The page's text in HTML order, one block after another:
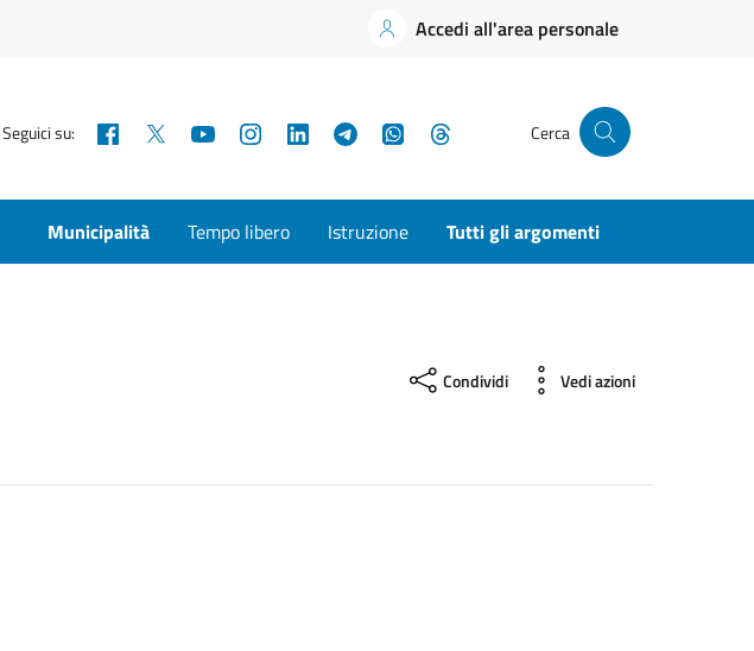
Accedi all'area personale
Seguici su: Facebook YouTubeInstagramLinkedInTelegramWhatsApp Cerca
Municipalità Tempo libero Istruzione Tutti gli argomenti
Condividi Vedi azioni